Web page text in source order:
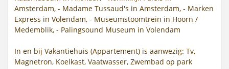
Amsterdam, - Madame Tussaud's in Amsterdam, - Marken
Express in Volendam, - Museumstoomtrein in Hoorn /
Medemblik, - Palingsound Museum in Volendam
In en bij Vakantiehuis (Appartement) is aanwezig: Tv,
Magnetron, Koelkast, Vaatwasser, Zwembad op park